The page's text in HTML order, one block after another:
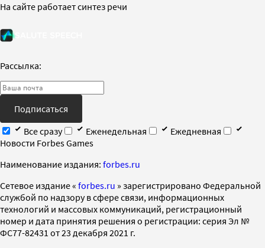
На сайте работает синтез речи
Рассылка:
Подписаться
Все сразу
Еженедельная
Ежедневная
Новости Forbes Games
Наименование издания: forbes.ru
Cетевое издание « forbes.ru » зарегистрировано Федеральной
службой по надзору в сфере связи, информационных
технологий и массовых коммуникаций, регистрационный
номер и дата принятия решения о регистрации: серия Эл №
ФС77-82431 от 23 декабря 2021 г.